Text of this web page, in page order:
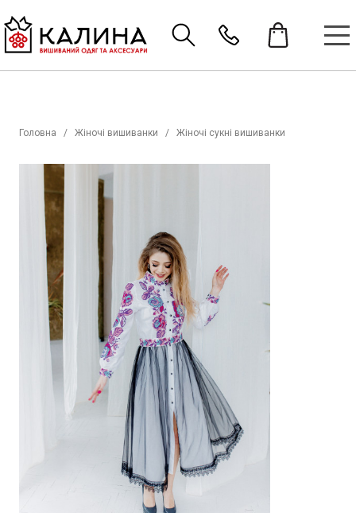
Головна Жіночі вишиванки Жіночі сукні вишиванки